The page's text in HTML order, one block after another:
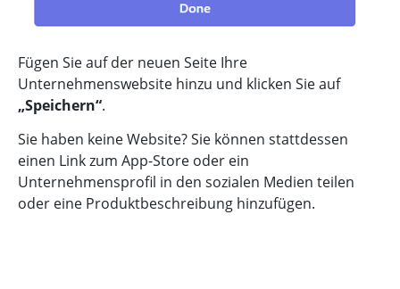
Fügen Sie auf der neuen Seite Ihre
Unternehmenswebsite hinzu und klicken Sie auf
„Speichern“.
Sie haben keine Website? Sie können stattdessen
einen Link zum App-Store oder ein
Unternehmensprofil in den sozialen Medien teilen
oder eine Produktbeschreibung hinzufügen.